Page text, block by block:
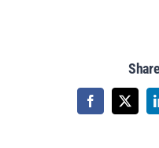
Facebook
X